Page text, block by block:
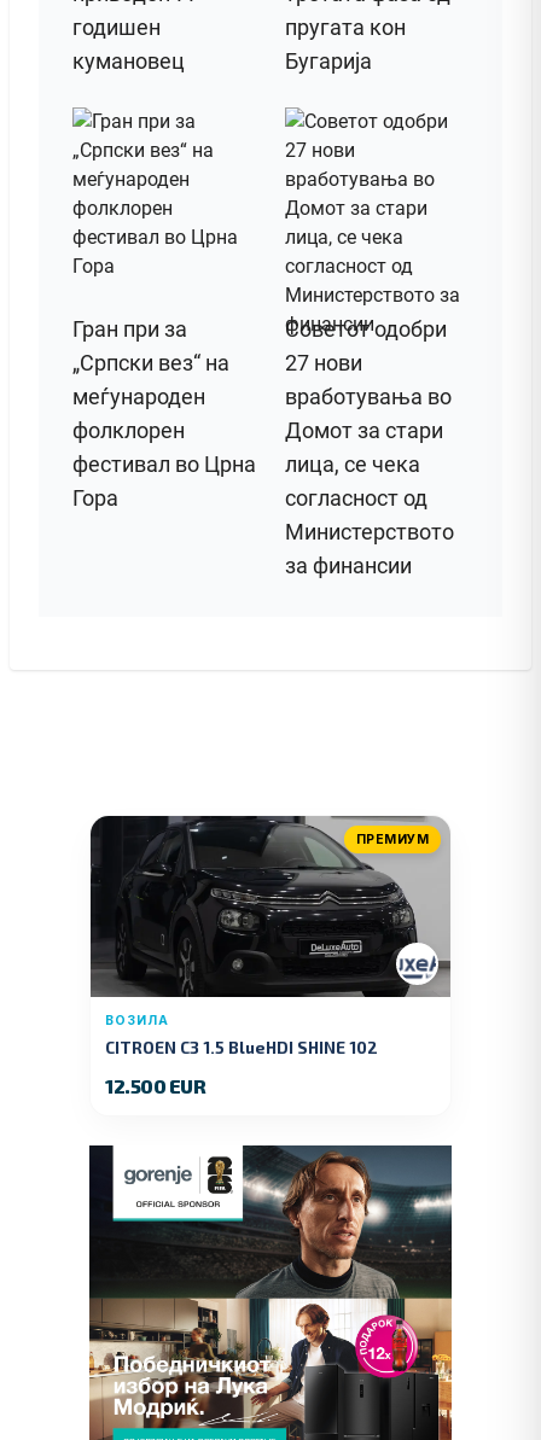
годишен
кумановец
пругата кон
Бугарија
Гран при за
„Српски вез“ на
меѓународен
фолклорен
фестивал во Црна
Гора
Советот одобри
27 нови
вработувања во
Домот за стари
лица, се чека
согласност од
Министерството
за финансии
ПРЕМИУМ
ВОЗИЛА
CITROEN C3 1.5 BlueHDI SHINE 102
12.500 EUR